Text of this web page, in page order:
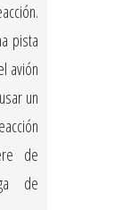
pista
avión
un
de
de